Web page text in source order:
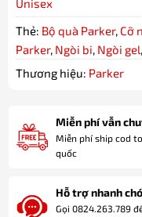
Unisex
Thẻ: Bộ quà Parker, Cỡ
Parker, Ngòi bi, Ngòi gel,
Thương hiệu: Parker
Miễn phí vẫn
Miễn phí ship cod
quốc
Hỗ trợ nhanh
Gọi 0824.263.789